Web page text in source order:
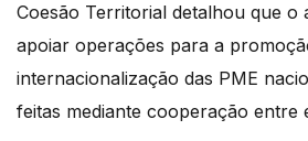
Coesão Territorial detalhou que o
apoiar operações para a
internacionalização das PME
feitas mediante cooperação entre